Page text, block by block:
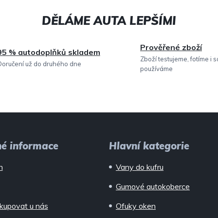
r
v
v
% autodoplňků skladem
už do druhého dne
Prověřené zboží
Zboží testujeme, fotíme i
používáme
informace
u nás
Hlavní kategorie
Vany do kufru
Gumové autokoberce
Ofuky oken